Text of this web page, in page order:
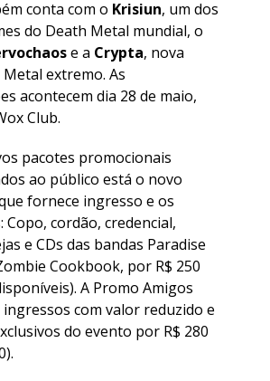
conta com o Krisiun, um dos
do Death Metal mundial, o
e a Crypta, nova
extremo. As
acontecem dia 28 de maio,
Club.
pacotes promocionais
ao público está o novo
fornece ingresso e os
Copo, cordão, credencial,
e CDs das bandas Paradise
Cookbook, por R$ 250
A Promo Amigos
com valor reduzido e
do evento por R$ 280